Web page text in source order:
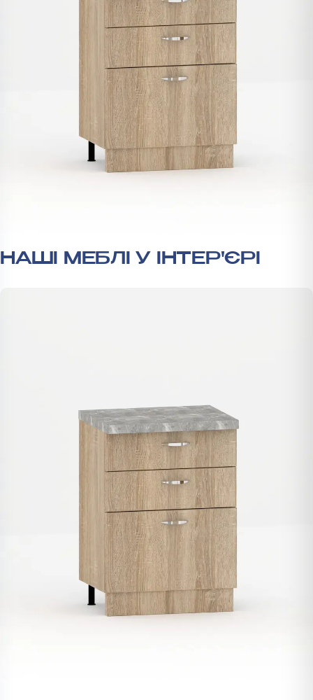
НАШІ МЕБЛІ У ІНТЕР'ЄРІ